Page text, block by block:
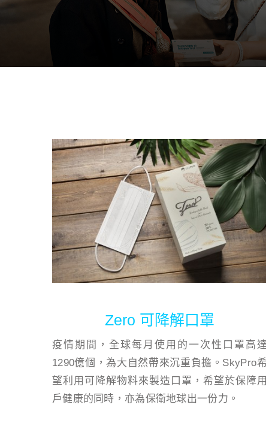
Zero 可降解口罩
疫情期間，全球每月使用的一次性口罩高達
1290億個，為大自然帶來沉重負擔。SkyPro希
望利用可降解物料來製造口罩，希望於保障用
戶健康的同時，亦為保衛地球出一份力。